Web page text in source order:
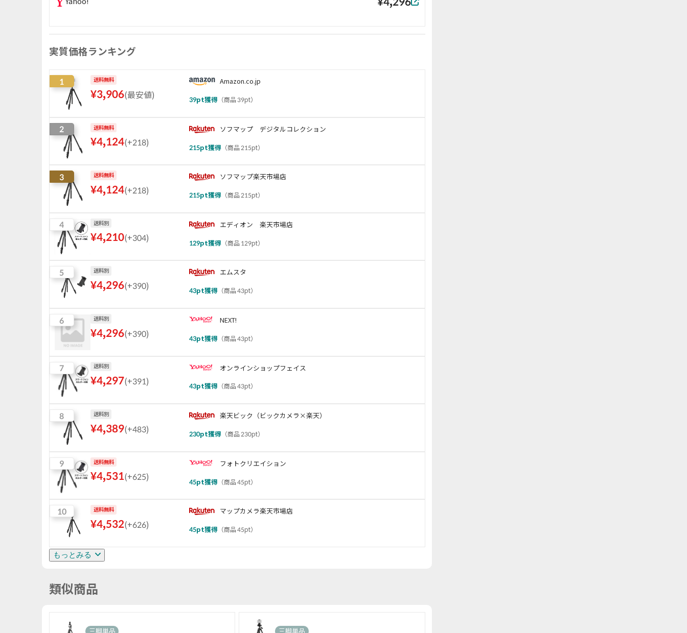
実質価格ランキング
1 送料無料
¥3,906(最安値)
Amazon.co.jp
39pt獲得 （商品 39pt）
2 送料無料
¥4,124(+218)
ソフマップ デジタルコレクション
215pt獲得 （商品 215pt）
3 送料無料
¥4,124(+218)
ソフマップ楽天市場店
215pt獲得 （商品 215pt）
4 送料別
¥4,210(+304)
エディオン 楽天市場店
129pt獲得 （商品 129pt）
5 送料別
¥4,296(+390)
エムスタ
43pt獲得 （商品 43pt）
6 送料別
¥4,296(+390)
NEXT!
43pt獲得 （商品 43pt）
7 送料別
¥4,297(+391)
オンラインショップフェイス
43pt獲得 （商品 43pt）
8 送料別
¥4,389(+483)
楽天ビック（ビックカメラ×楽天）
230pt獲得 （商品 230pt）
9 送料無料
¥4,531(+625)
フォトクリエイション
45pt獲得 （商品 45pt）
10 送料無料
¥4,532(+626)
マップカメラ楽天市場店
45pt獲得 （商品 45pt）
もっとみる
類似商品
三脚単品 三脚単品